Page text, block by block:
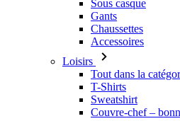
Sous casque
Gants
Chaussettes
Accessoires
Loisirs
Tout dans la
T-Shirts
Sweatshirt
Couvre-chef –